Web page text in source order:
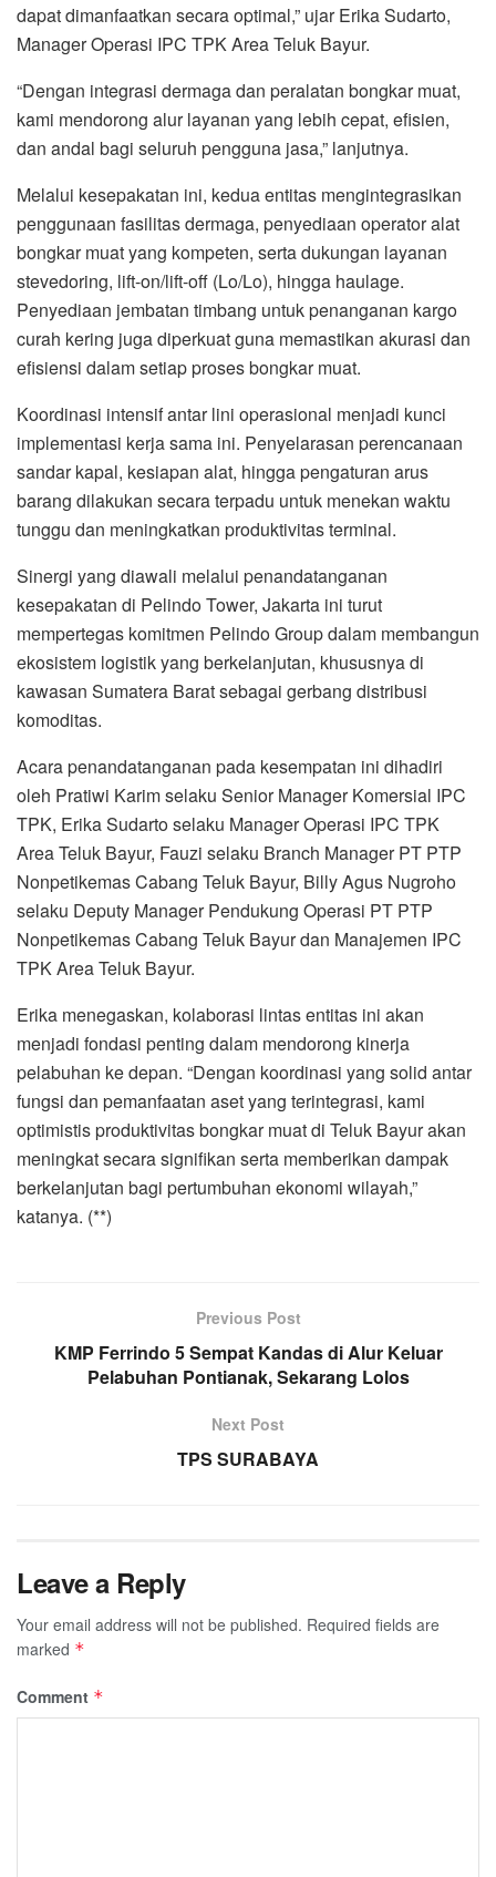
dapat dimanfaatkan secara optimal,” ujar Erika Sudarto,
Manager Operasi IPC TPK Area Teluk Bayur.
“Dengan integrasi dermaga dan peralatan bongkar muat,
kami mendorong alur layanan yang lebih cepat, efisien,
dan andal bagi seluruh pengguna jasa,” lanjutnya.
Melalui kesepakatan ini, kedua entitas mengintegrasikan
penggunaan fasilitas dermaga, penyediaan operator alat
bongkar muat yang kompeten, serta dukungan layanan
stevedoring, lift-on/lift-off (Lo/Lo), hingga haulage.
Penyediaan jembatan timbang untuk penanganan kargo
curah kering juga diperkuat guna memastikan akurasi dan
efisiensi dalam setiap proses bongkar muat.
Koordinasi intensif antar lini operasional menjadi kunci
implementasi kerja sama ini. Penyelarasan perencanaan
sandar kapal, kesiapan alat, hingga pengaturan arus
barang dilakukan secara terpadu untuk menekan waktu
tunggu dan meningkatkan produktivitas terminal.
Sinergi yang diawali melalui penandatanganan
kesepakatan di Pelindo Tower, Jakarta ini turut
mempertegas komitmen Pelindo Group dalam membangun
ekosistem logistik yang berkelanjutan, khususnya di
kawasan Sumatera Barat sebagai gerbang distribusi
komoditas.
Acara penandatanganan pada kesempatan ini dihadiri
oleh Pratiwi Karim selaku Senior Manager Komersial IPC
TPK, Erika Sudarto selaku Manager Operasi IPC TPK
Area Teluk Bayur, Fauzi selaku Branch Manager PT PTP
Nonpetikemas Cabang Teluk Bayur, Billy Agus Nugroho
selaku Deputy Manager Pendukung Operasi PT PTP
Nonpetikemas Cabang Teluk Bayur dan Manajemen IPC
TPK Area Teluk Bayur.
Erika menegaskan, kolaborasi lintas entitas ini akan
menjadi fondasi penting dalam mendorong kinerja
pelabuhan ke depan. “Dengan koordinasi yang solid antar
fungsi dan pemanfaatan aset yang terintegrasi, kami
optimistis produktivitas bongkar muat di Teluk Bayur akan
meningkat secara signifikan serta memberikan dampak
berkelanjutan bagi pertumbuhan ekonomi wilayah,”
katanya. (**)
Previous Post
KMP Ferrindo 5 Sempat Kandas di Alur Keluar
Pelabuhan Pontianak, Sekarang Lolos
Next Post
TPS SURABAYA
Leave a Reply
Your email address will not be published. Required fields are
marked *
Comment *